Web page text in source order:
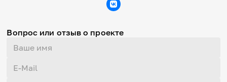
Вопрос или отзыв о проекте